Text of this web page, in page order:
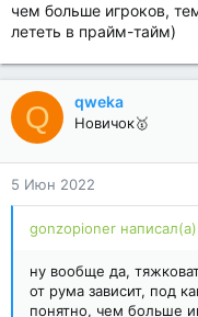
чем больше игроков,
лететь в прайм-тайм)
Q qweka
Новичок🥇
5 Июн 2022
gonzopioner
ну вообще да,
от рума зависит, под
понятно, чем больше